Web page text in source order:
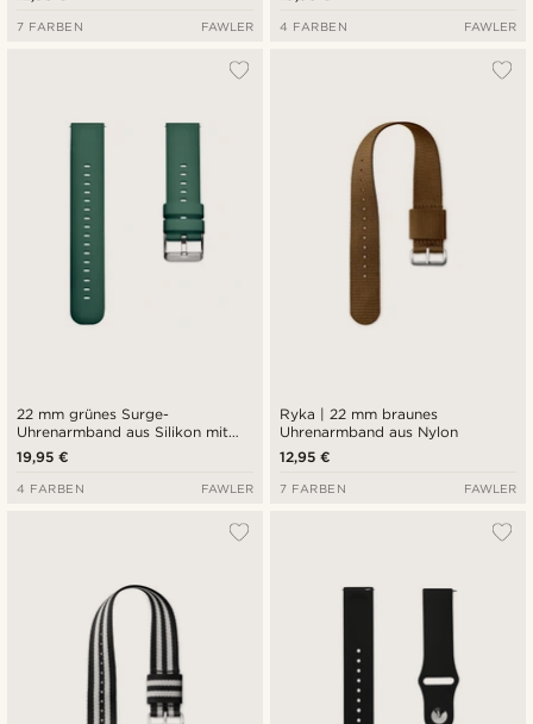
7 FARBEN FAWLER 4 FARBEN FAWLER
22 mm grünes Surge-
Uhrenarmband aus Silikon mit
Schnellverschluss
19,95 €
4 FARBEN FAWLER
Ryka | 22 mm braunes
Uhrenarmband aus Nylon
12,95 €
7 FARBEN FAWLER